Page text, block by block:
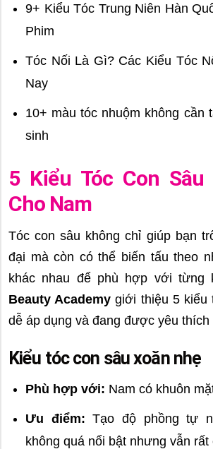
9+ Kiểu Tóc Trung Niên Hàn
Phim
Tóc Nối Là Gì? Các Kiểu Tóc
Nay
10+ màu tóc nhuộm không cần
sinh
5 Kiểu Tóc Con Sâu
Cho Nam
Tóc con sâu không chỉ giúp bạn
đại mà còn có thể biến tấu theo
khác nhau để phù hợp với từng
Beauty Academy giới thiệu 5 kiểu
dễ áp dụng và đang được yêu thích
Kiểu tóc con sâu xoăn nhẹ
Phù hợp với: Nam có khuôn
Ưu điểm: Tạo độ phồng tự
không quá nổi bật nhưng vẫn rất